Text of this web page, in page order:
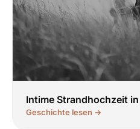
Intime Strandhochzeit
Geschichte lesen →